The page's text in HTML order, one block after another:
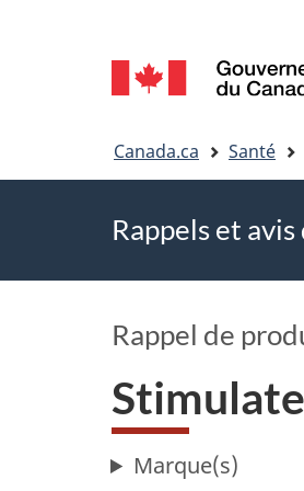
Sélection
de
la
Canada.ca Santé
Rappels et
Rappel de
Marque(s)